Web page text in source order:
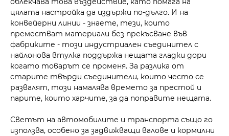
цялата настройка да издържи по-дълго. И на
конвейерни линии - знаете, тези, които
преместват материали без прекъсване във
фабриките - този индустриален съединител с
найлонова втулка поддържа нещата гладки дори
когато товарът се променя. За разлика от
старите твърди съединители, които често се
развалят, този намалява времето за престой и
парите, които харчите, за да поправите нещата.
Светът на автомобилите и транспорта също го
използва, особено за задвижващи валове и кормилни